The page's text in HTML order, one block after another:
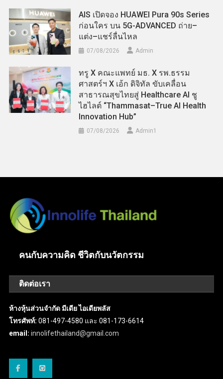
AIS เปิดจอง HUAWEI Pura 90s Series
ก่อนใคร บน 5G-ADVANCED ถ่าย–
แต่ง–แชร์ลื่นไหล
07/08/2026 Admin
ทรู X คณะแพทย์ มธ. X รพ.ธรรม
ศาสตร์ฯ X เอ้ก ดิจิทัล ขับเคลื่อน
สาธารณสุขไทยสู่ Healthcare AI ชู
ไฮไลต์ “Thammasat–True AI Health
Innovation Hub”
07/08/2026 Admin​1
คนกับความคิด ชีวิตกับนวัตกรรม
ติดต่อเรา
ห้างหุ้นส่วนจำกัด มีเดีย ไอเดียพลัส
โทรศัพท์: 081-497-4580 และ 081-173-6614
email: innolifethailand@gmail.com